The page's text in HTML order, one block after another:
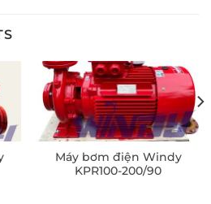
Máy bơm điện Windy
KPR100-200/90